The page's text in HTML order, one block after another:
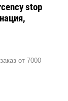
stop
от 7000